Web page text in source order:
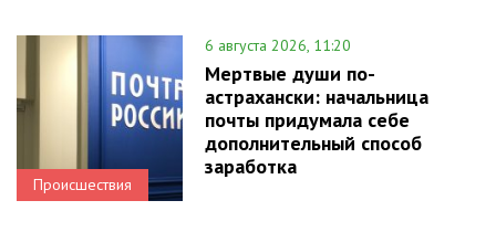
Происшествия
6 августа 2026, 11:20
Мертвые души по-
астрахански: начальница
почты придумала себе
дополнительный способ
заработка